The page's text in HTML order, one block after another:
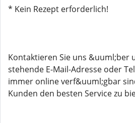
* Kein Rezept erforderlich!
Kontaktieren Sie uns &uuml;ber
stehende E-Mail-Adresse oder
immer online verf&uuml;gbar
Kunden den besten Service zu